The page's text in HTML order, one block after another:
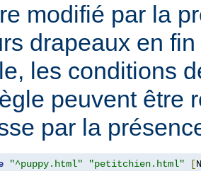
modifié par la
drapeaux en
les conditions
peuvent être
par la
"^puppy.html" "petitchien.html" [